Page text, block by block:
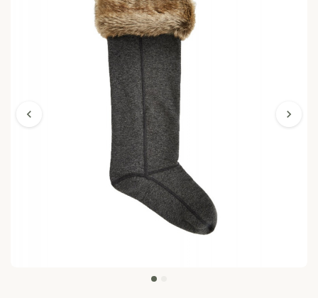
chevron_left
zoom_out_map
chevron_right